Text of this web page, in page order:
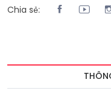
Chia sẻ: